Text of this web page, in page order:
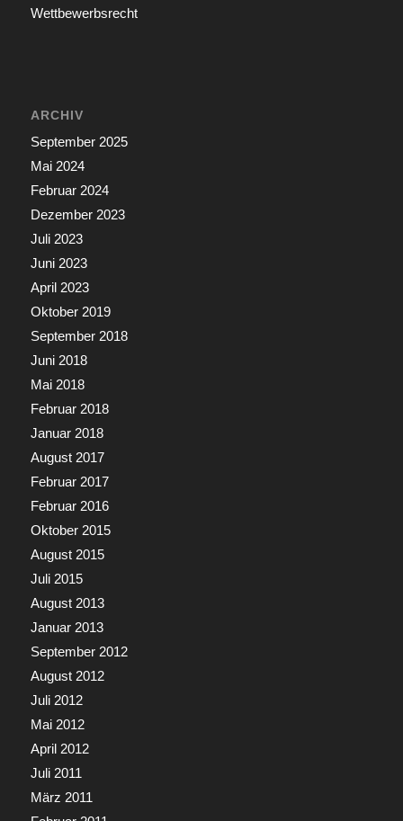
Wettbewerbsrecht
ARCHIV
September 2025
Mai 2024
Februar 2024
Dezember 2023
Juli 2023
Juni 2023
April 2023
Oktober 2019
September 2018
Juni 2018
Mai 2018
Februar 2018
Januar 2018
August 2017
Februar 2017
Februar 2016
Oktober 2015
August 2015
Juli 2015
August 2013
Januar 2013
September 2012
August 2012
Juli 2012
Mai 2012
April 2012
Juli 2011
März 2011